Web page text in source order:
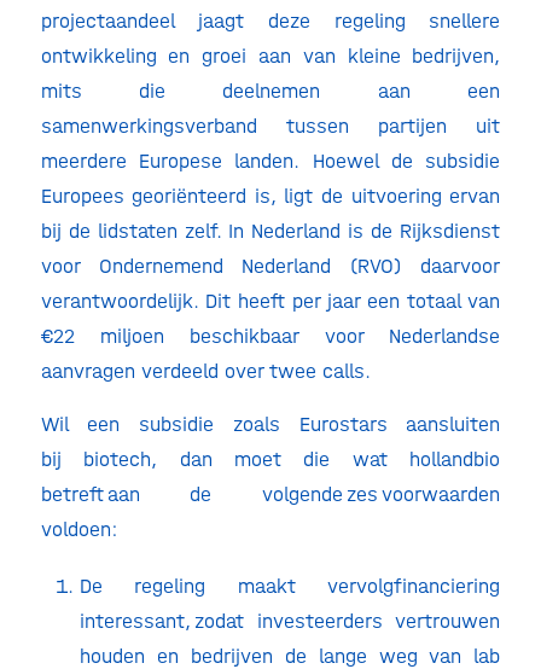
projectaandeel jaagt deze regeling snellere
ontwikkeling en groei aan van kleine bedrijven,
mits die deelnemen aan een
samenwerkingsverband tussen partijen uit
meerdere Europese landen. Hoewel de subsidie
Europees georiënteerd is, ligt de uitvoering ervan
bij de lidstaten zelf. In Nederland is de Rijksdienst
voor Ondernemend Nederland (RVO) daarvoor
verantwoordelijk. Dit heeft per jaar een totaal van
€22 miljoen beschikbaar voor Nederlandse
aanvragen verdeeld over twee calls.
Wil een subsidie zoals Eurostars aansluiten
bij biotech, dan moet die wat hollandbio
betreft aan de volgende zes voorwaarden
voldoen:
De regeling maakt vervolgfinanciering
interessant, zodat investeerders vertrouwen
houden en bedrijven de lange weg van lab